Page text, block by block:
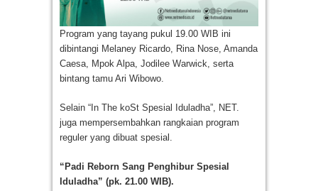
Program yang tayang pukul 19.00 WIB ini
dibintangi Melaney Ricardo, Rina Nose, Amanda
Caesa, Mpok Alpa, Jodilee Warwick, serta
bintang tamu Ari Wibowo.
Selain “In The koSt Spesial Iduladha”, NET.
juga mempersembahkan rangkaian program
reguler yang dibuat spesial.
“Padi Reborn Sang Penghibur Spesial
Iduladha” (pk. 21.00 WIB).